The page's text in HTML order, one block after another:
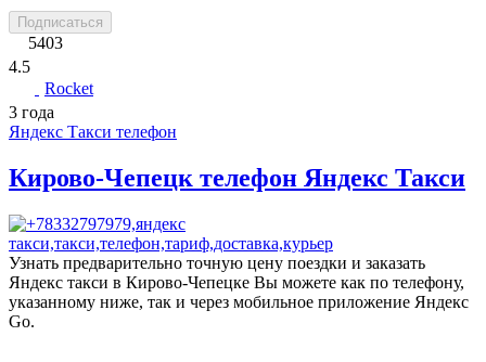
Подписаться
5403
4.5
Rocket
3 года
Яндекс Такси телефон
Кирово-Чепецк телефон Яндекс Такси
Узнать предварительно точную цену поездки и заказать
Яндекс такси в Кирово-Чепецке Вы можете как по телефону,
указанному ниже, так и через мобильное приложение Яндекс
Go.